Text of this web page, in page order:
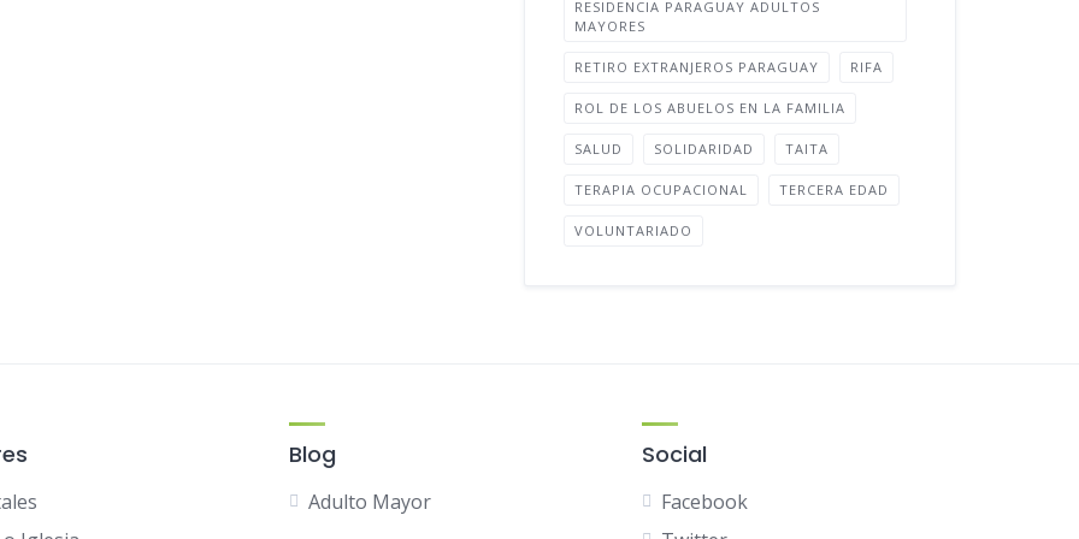
RESIDENCIA PARAGUAY ADULTOS
MAYORES
RETIRO EXTRANJEROS PARAGUAY RIFA
ROL DE LOS ABUELOS EN LA FAMILIA
SALUD SOLIDARIDAD TAITA
TERAPIA OCUPACIONAL TERCERA EDAD
VOLUNTARIADO
Blog
Adulto Mayor
Social
Facebook